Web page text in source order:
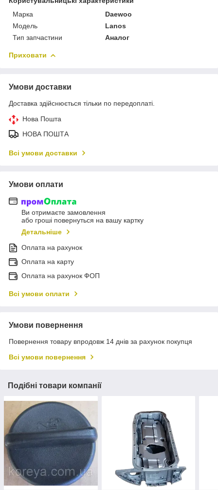
Марка
Daewoo
Модель
Lanos
Тип запчастини
Аналог
Приховати
Умови доставки
Доставка здійснюється тільки по передоплаті.
Нова Пошта
НОВА ПОШТА
Всі умови доставки
Умови оплати
Ви отримаєте замовлення
або гроші повернуться на вашу картку
Детальніше
Оплата на рахунок
Оплата на карту
Оплата на рахунок ФОП
Всі умови оплати
Умови повернення
Повернення товару впродовж 14 днів за рахунок покупця
Всі умови повернення
Подібні товари компанії